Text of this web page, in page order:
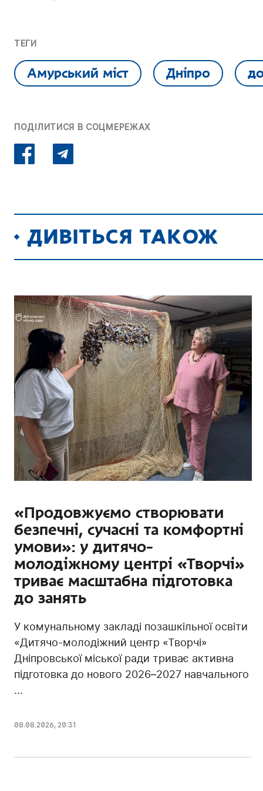
ТЕГИ
Амурський міст Дніпро
ПОДІЛИТИСЯ В СОЦМЕРЕЖАХ
ДИВІТЬСЯ ТАКОЖ
«Продовжуємо створювати
безпечні, сучасні та комфортні
умови»: у дитячо-
молодіжному центрі «Творчі»
триває масштабна підготовка
до занять
У комунальному закладі позашкільної освіти
«Дитячо-молодіжний центр «Творчі»
Дніпровської міської ради триває активна
підготовка до нового 2026–2027 навчального
...
08.08.2026, 20:31